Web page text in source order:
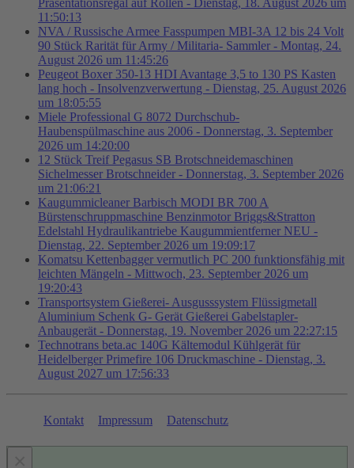
Präsentationsregal auf Rollen - Dienstag, 18. August 2026 um
11:50:13
NVA / Russische Armee Fasspumpen MBI-3A 12 bis 24 Volt
90 Stück Rarität für Army / Militaria- Sammler - Montag, 24.
August 2026 um 11:45:26
Peugeot Boxer 350-13 HDI Avantage 3,5 to 130 PS Kasten
lang hoch - Insolvenzverwertung - Dienstag, 25. August 2026
um 18:05:55
Miele Professional G 8072 Durchschub-
Haubenspülmaschine aus 2006 - Donnerstag, 3. September
2026 um 14:20:00
12 Stück Treif Pegasus SB Brotschneidemaschinen
Sichelmesser Brotschneider - Donnerstag, 3. September 2026
um 21:06:21
Kaugummicleaner Barbisch MODI BR 700 A
Bürstenschruppmaschine Benzinmotor Briggs&Stratton
Edelstahl Hydraulikantriebe Kaugummientferner NEU -
Dienstag, 22. September 2026 um 19:09:17
Komatsu Kettenbagger vermutlich PC 200 funktionsfähig mit
leichten Mängeln - Mittwoch, 23. September 2026 um
19:20:43
Transportsystem Gießerei- Ausgusssystem Flüssigmetall
Aluminium Schenk G- Gerät Gießerei Gabelstapler-
Anbaugerät - Donnerstag, 19. November 2026 um 22:27:15
Technotrans beta.ac 140G Kältemodul Kühlgerät für
Heidelberger Primefire 106 Druckmaschine - Dienstag, 3.
August 2027 um 17:56:33
Kontakt Impressum Datenschutz